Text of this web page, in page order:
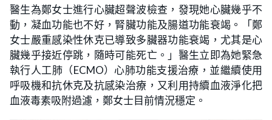
醫生為鄭女士進行心臟超聲波檢查，發現她心臟幾乎不
動，凝血功能也不好，腎臟功能及腸道功能衰竭。「鄭
女士嚴重感染性休克已導致多臟器功能衰竭，尤其是心
臟幾乎接近停跳，隨時可能死亡。」醫生立即為她緊急
執行人工肺（ECMO）心肺功能支援治療，並繼續使用
呼吸機和抗休克及抗感染治療，又利用持續血液淨化把
血液毒素吸附過濾，鄭女士目前情況穩定。